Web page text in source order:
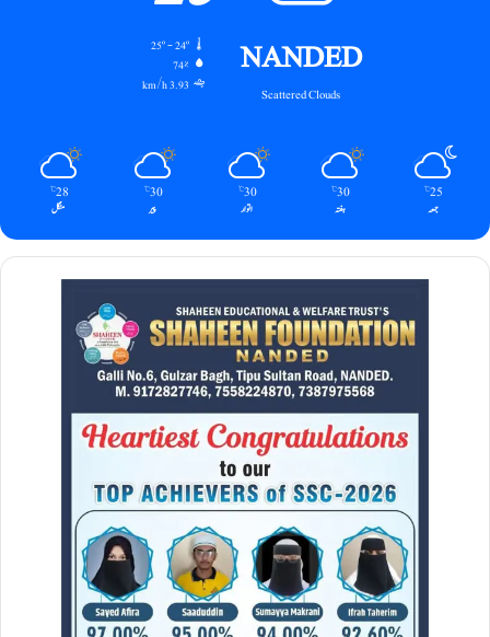
NANDED
Scattered Clouds
25º - 24º
74%
3.93 km/h
25
℃
جمعہ
30
℃
ہفتہ
30
℃
اتوار
30
℃
پیر
28
℃
منگل